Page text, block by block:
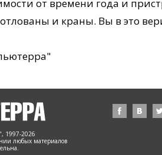
от времени года и
и краны. Вы в это
2026
любых материалов